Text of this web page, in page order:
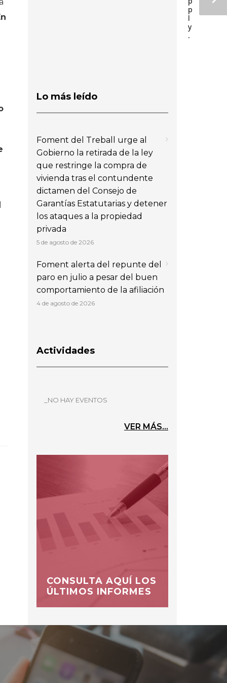
p
l
y
.
Lo más leído
Foment del Treball urge al
Gobierno la retirada de la ley
que restringe la compra de
vivienda tras el contundente
dictamen del Consejo de
Garantías Estatutarias y detener
los ataques a la propiedad
privada
5 de agosto de 2026
Foment alerta del repunte del
paro en julio a pesar del buen
comportamiento de la afiliación
4 de agosto de 2026
Actividades
_NO HAY EVENTOS
VER MÁS...
CONSULTA AQUÍ LOS
ÚLTIMOS INFORMES